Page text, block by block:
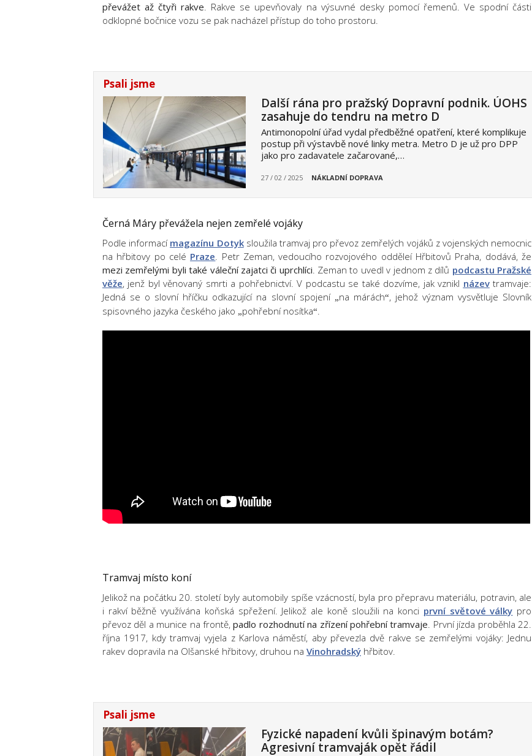
převážet až čtyři rakve. Rakve se upevňovaly na výsuvné desky pomocí řemenů. Ve spodní části
odklopné bočnice vozu se pak nacházel přístup do toho prostoru.
Psali jsme
Další rána pro pražský Dopravní podnik. ÚOHS
zasahuje do tendru na metro D
Antimonopolní úřad vydal předběžné opatření, které komplikuje
postup při výstavbě nové linky metra. Metro D je už pro DPP
jako pro zadavatele začarované,…
27 / 02 / 2025 NÁKLADNÍ DOPRAVA
Černá Máry převážela nejen zemřelé vojáky
Podle informací magazínu Dotyksloužila tramvaj pro převoz zemřelých vojáků z vojenských nemocnic
na hřbitovy po celé Praze. Petr Zeman, vedoucího rozvojového odděleí Hřbitovů Praha, dodává, že
mezi zemřelými byli také váleční zajatci či uprchlíci. Zeman to uvedl v jednom z dílů podcastu Pražské
věže, jenž byl věnovaný smrti a pohřebnictví. V podcastu se také dozvíme, jak vznikl názevtramvaje:
Jedná se o slovní hříčku odkazující na slovní spojení „na márách“, jehož význam vysvětluje Slovník
spisovného jazyka českého jako „pohřební nosítka“.
Tramvaj místo koní
Jelikož na počátku 20. století byly automobily spíše vzácností, byla pro přepravu materiálu, potravin, ale
i rakví běžně využívána koňská spřežení. Jelikož ale koně sloužili na konci první světové války pro
převoz děl a munice na frontě,padlo rozhodnutí na zřízení pohřební tramvaje. První jízda proběhla 22.
října 1917, kdy tramvaj vyjela z Karlova náměstí, aby převezla dvě rakve se zemřelými vojáky: Jednu
rakev dopravila na Olšanské hřbitovy, druhou na Vinohradský hřbitov.
Psali jsme
Fyzické napadení kvůli špinavým botám?
Agresivní tramvaják opět řádil